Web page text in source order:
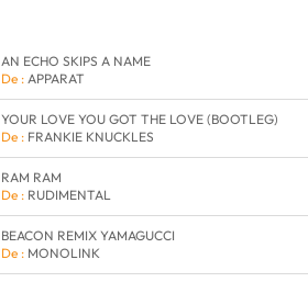
AN ECHO SKIPS A NAME
APPARAT
YOUR LOVE YOU GOT THE LOVE (BOOTLEG)
FRANKIE KNUCKLES
RAM RAM
RUDIMENTAL
BEACON REMIX YAMAGUCCI
MONOLINK